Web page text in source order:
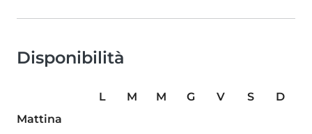
Disponibilità
L M M G V S
D
Mattina